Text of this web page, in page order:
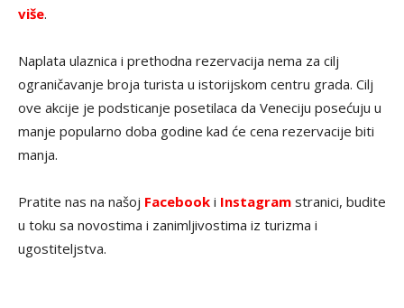
više.
Naplata ulaznica i prethodna rezervacija nema za cilj
ograničavanje broja turista u istorijskom centru grada. Cilj
ove akcije je podsticanje posetilaca da Veneciju posećuju u
manje popularno doba godine kad će cena rezervacije biti
manja.
Pratite nas na našoj Facebook i Instagram stranici, budite
u toku sa novostima i zanimljivostima iz turizma i
ugostiteljstva.